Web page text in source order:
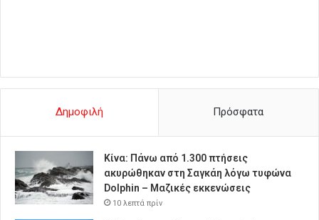
Δημοφιλή Πρόσφατα
Κίνα: Πάνω από 1.300 πτήσεις
ακυρώθηκαν στη Σαγκάη λόγω τυφώνα
Dolphin – Μαζικές εκκενώσεις
10 λεπτά πρίν